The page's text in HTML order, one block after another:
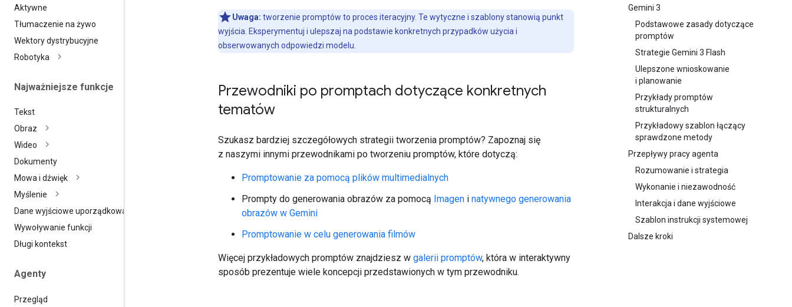
Aktywne
Tłumaczenie na żywo
Wektory dystrybucyjne
Robotyka
Najważniejsze funkcje
Tekst
Obraz
Wideo
Dokumenty
Mowa i dźwięk
Myślenie
Dane wyjściowe uporządkowane
Wywoływanie funkcji
Długi kontekst
Agenty
Przegląd
Gemini 3
Podstawowe zasady dotyczące
promptów
Strategie Gemini 3 Flash
Ulepszone wnioskowanie
i planowanie
Przykłady promptów
strukturalnych
Przykładowy szablon łączący
sprawdzone metody
Przepływy pracy agenta
Rozumowanie i strategia
Wykonanie i niezawodność
Interakcja i dane wyjściowe
Szablon instrukcji systemowej
Dalsze kroki
Uwaga: tworzenie promptów to proces iteracyjny. Te wytyczne i szablony stanowią punkt
wyjścia. Eksperymentuj i ulepszaj na podstawie konkretnych przypadków użycia i
obserwowanych odpowiedzi modelu.
Przewodniki po promptach dotyczące konkretnych
tematów
Szukasz bardziej szczegółowych strategii tworzenia promptów? Zapoznaj się
z naszymi innymi przewodnikami po tworzeniu promptów, które dotyczą:
Promptowanie za pomocą plików multimedialnych
Prompty do generowania obrazów za pomocą Imagen i natywnego generowania
obrazów w Gemini
Promptowanie w celu generowania filmów
Więcej przykładowych promptów znajdziesz w galerii promptów, która w interaktywny
sposób prezentuje wiele koncepcji przedstawionych w tym przewodniku.